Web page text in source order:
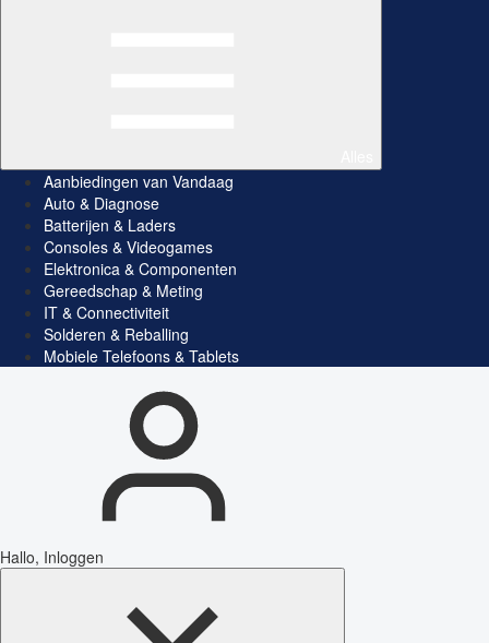
Aanbiedingen van Vandaag
Auto & Diagnose
Batterijen & Laders
Consoles & Videogames
Elektronica & Componenten
Gereedschap & Meting
IT & Connectiviteit
Solderen & Reballing
Mobiele Telefoons & Tablets
Hallo, Inloggen